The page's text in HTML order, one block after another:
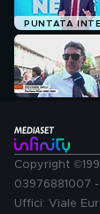
PUNTATA
Copyright
03976881007
Uffici: Viale